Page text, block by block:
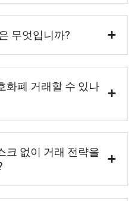
무엇입니까?
화폐 거래할 수 있나
크 없이 거래 전략을